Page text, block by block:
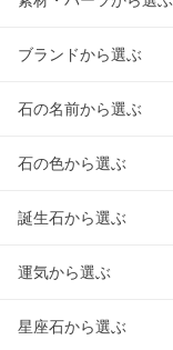
ブランドから選ぶ
石の名前から選ぶ
石の色から選ぶ
誕生石から選ぶ
運気から選ぶ
星座石から選ぶ